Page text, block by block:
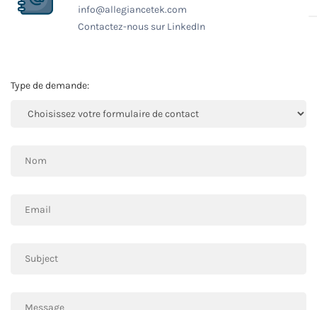
info@allegiancetek.com
Contactez-nous sur LinkedIn
Type de demande: